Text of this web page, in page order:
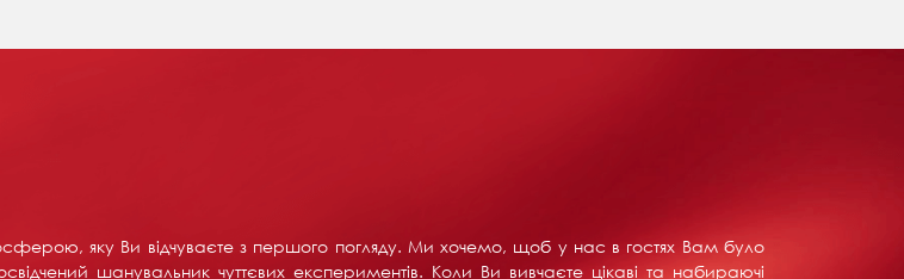
яку Ви відчуваєте з першого погляду. Ми хочемо, щоб у нас в гостях Вам було
шанувальник чуттєвих експериментів. Коли Ви вивчаєте цікаві та набираючі